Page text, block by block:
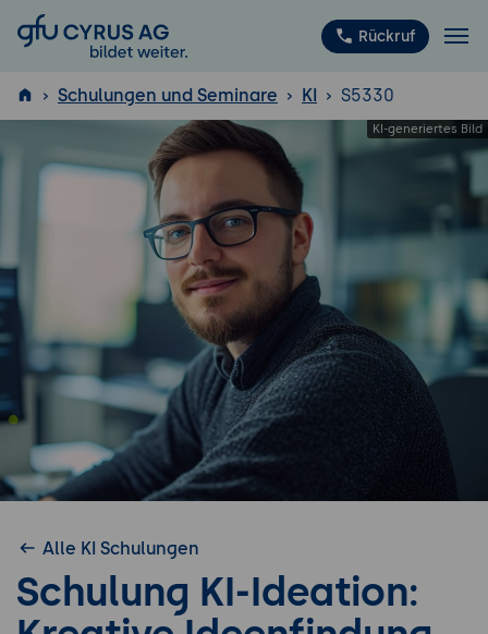
GFU Cyrus AG Rückruf
ISTQB
Schulungen und Seminare KI S5330
Alle KI Schulungen
Schulung KI-Ideation: